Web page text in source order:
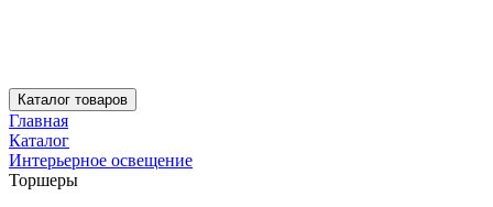
Каталог товаров
Главная
Каталог
Интерьерное освещение
Торшеры